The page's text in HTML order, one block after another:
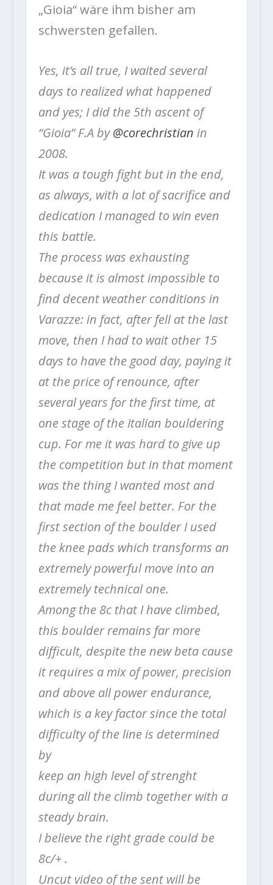
„Gioia“ wäre ihm bisher am
schwersten gefallen.
Yes, it’s all true, I waited several
days to realized what happened
and yes; I did the 5th ascent of
“Gioia” F.A by@corechristian in
2008.
It was a tough fight but in the end,
as always, with a lot of sacrifice and
dedication I managed to win even
this battle.
The process was exhausting
because it is almost impossible to
find decent weather conditions in
Varazze: in fact, after fell at the last
move, then I had to wait other 15
days to have the good day, paying it
at the price of renounce, after
several years for the first time, at
one stage of the Italian bouldering
cup. For me it was hard to give up
the competition but in that moment
was the thing I wanted most and
that made me feel better. For the
first section of the boulder I used
the knee pads which transforms an
extremely powerful move into an
extremely technical one.
Among the 8c that I have climbed,
this boulder remains far more
difficult, despite the new beta cause
it requires a mix of power, precision
and above all power endurance,
which is a key factor since the total
difficulty of the line is determined
by
keep an high level of strenght
during all the climb together with a
steady brain.
I believe the right grade could be
8c/+ .
Uncut video of the sent will be